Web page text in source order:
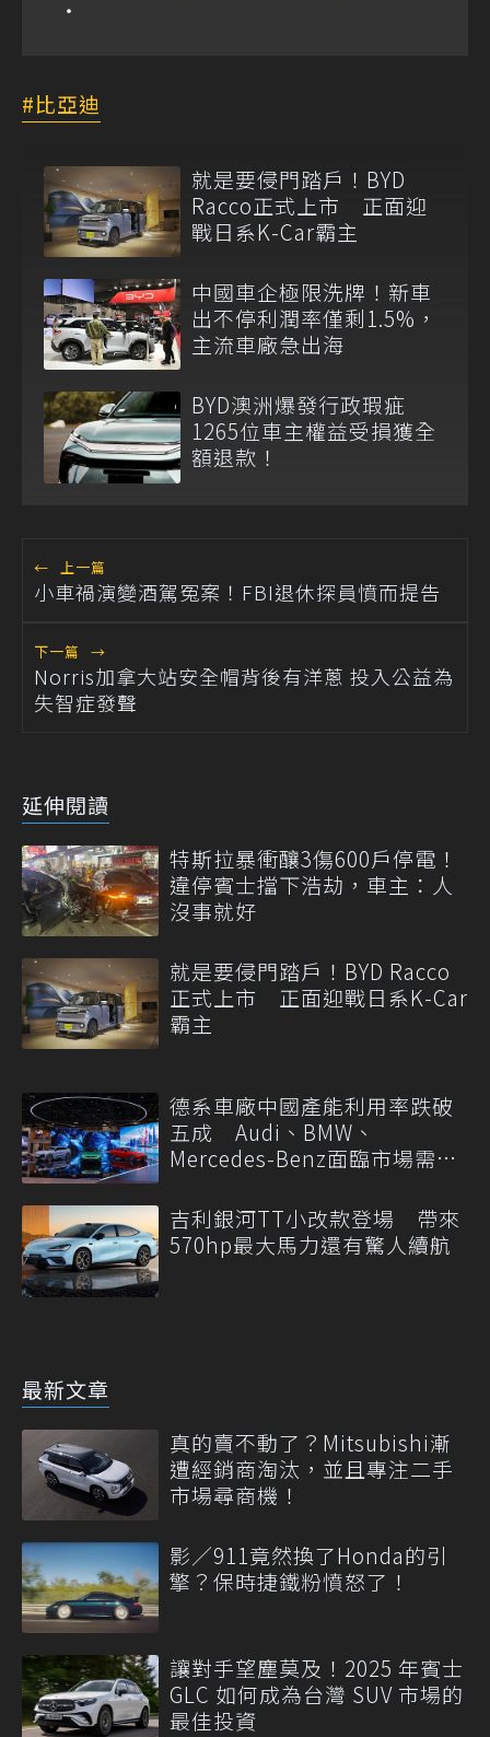
比亞迪
就是要侵門踏戶！BYD
Racco正式上市 正面迎
戰日系K-Car霸主
中國車企極限洗牌！新車
出不停利潤率僅剩1.5%，
主流車廠急出海
BYD澳洲爆發行政瑕疵
1265位車主權益受損獲全
額退款！
← 上一篇
小車禍演變酒駕冤案！FBI退休探員憤而提告
下一篇 →
Norris加拿大站安全帽背後有洋蔥 投入公益為
失智症發聲
延伸閱讀
特斯拉暴衝釀3傷600戶停電！
違停賓士擋下浩劫，車主：人
沒事就好
就是要侵門踏戶！BYD Racco
正式上市 正面迎戰日系K-Car
霸主
德系車廠中國產能利用率跌破
五成 Audi、BMW、
Mercedes-Benz面臨市場需求
吉利銀河TT小改款登場 帶來
570hp最大馬力還有驚人續航
最新文章
真的賣不動了？Mitsubishi漸
遭經銷商淘汰，並且專注二手
市場尋商機！
影／911竟然換了Honda的引
擎？保時捷鐵粉憤怒了！
讓對手望塵莫及！2025 年賓士
GLC 如何成為台灣 SUV 市場的
最佳投資